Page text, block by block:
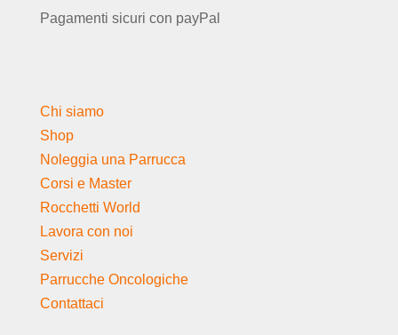
Pagamenti sicuri con payPal
Chi siamo
Shop
Noleggia una Parrucca
Corsi e Master
Rocchetti World
Lavora con noi
Servizi
Parrucche Oncologiche
Contattaci